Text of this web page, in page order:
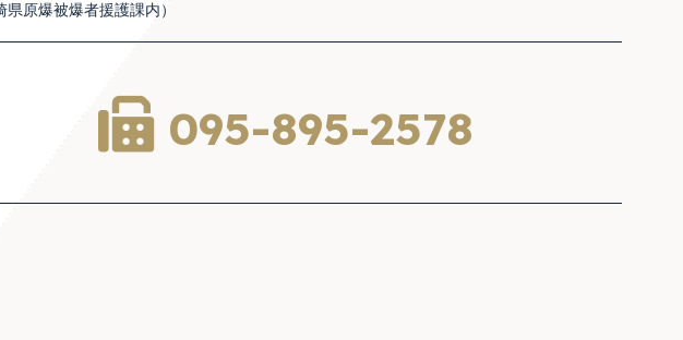
県原爆被爆者援護課内）
095-895-2578